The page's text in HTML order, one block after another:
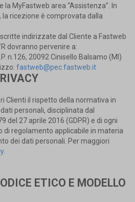
MyFastweb area “Assistenza”. In
ricezione è comprovata dalla
indirizzate dal Cliente a Fastweb
dovranno pervenire a:
n.126, 20092 Cinisello Balsamo (MI)
fastweb@pec.fastweb.it
Clienti il rispetto della normativa in
personali, disciplinata dal
del 27 aprile 2016 (GDPR) e di ogni
di regolamento applicabile in materia
dei dati personali. Per maggiori
ETICO E MODELLO